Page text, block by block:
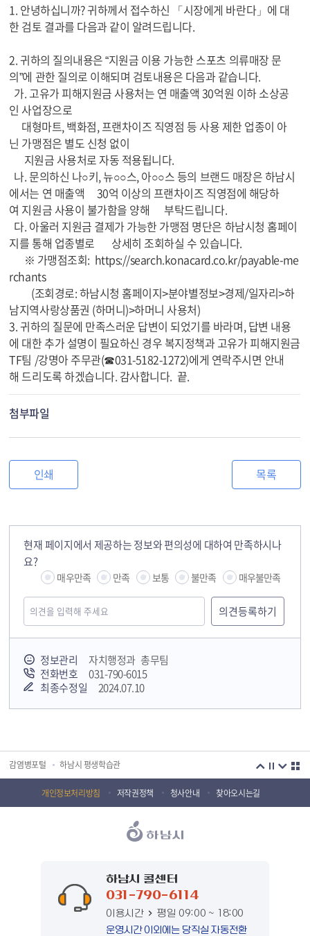
1. 안녕하십니까? 귀하께서 접수하신 「시장에게 바란다」에 대
한 검토 결과를 다음과 같이 알려드립니다.
2. 귀하의 질의내용은 “지원금 이용 가능한 스포츠 의류매장 문
의”에 관한 질의로 이해되며 검토내용은 다음과 같습니다.
가. 고유가 피해지원금 사용처는 연 매출액 30억원 이하 소상공
인 사업장으로
대형마트, 백화점, 프랜차이즈 직영점 등 사용 제한 업종이 아
닌 가맹점은 별도 신청 없이
지원금 사용처로 자동 적용됩니다.
나. 문의하신 나○키, 뉴○○스, 아○○스 등의 브랜드 매장은 하남시
에서는 연 매출액 30억 이상의 프랜차이즈 직영점에 해당하
여 지원금 사용이 불가함을 양해 부탁드립니다.
다. 아울러 지원금 결제가 가능한 가맹점 명단은 하남시청 홈페이
지를 통해 업종별로 상세히 조회하실 수 있습니다.
※ 가맹점조회: https://search.konacard.co.kr/payable-me
rchants
(조회경로: 하남시청 홈페이지>분야별정보>경제/일자리>하
남지역사랑상품권 (하머니)>하머니 사용처)
3. 귀하의 질문에 만족스러운 답변이 되었기를 바라며, 답변 내용
에 대한 추가 설명이 필요하신 경우 복지정책과 고유가 피해지원금
TF팀 /강명아 주무관(☎031-5182-1272)에게 연락주시면 안내
해 드리도록 하겠습니다. 감사합니다. 끝.
첨부파일
인쇄 목록
현재 페이지에서 제공하는 정보와 편의성에 대하여 만족하시나
요?
매우만족 만족 보통 불만족 매우불만족
정보관리
자치행정과 총무팀
전화번호
031-790-6015
최종수정일
2024.07.10
국민안전교육플랫폼
감염병포털 하남시 평생학습관
하남혁신교육지구 huic 하남도시공사
하남문화재단 하남역사박물관
하남시정신건강복지센터
(재)하남시자원봉사센터 하남시환경교육센터
하남시 장애인 무료법률 상담센터 경기도의회 하남상담소
개인정보처리방침 저작권정책 청사안내 찾아오시는길
하남시 콜센터
031-790-6114
이용시간
평일 09:00 ~ 18:00
운영시간 이외에는 당직실 자동전환